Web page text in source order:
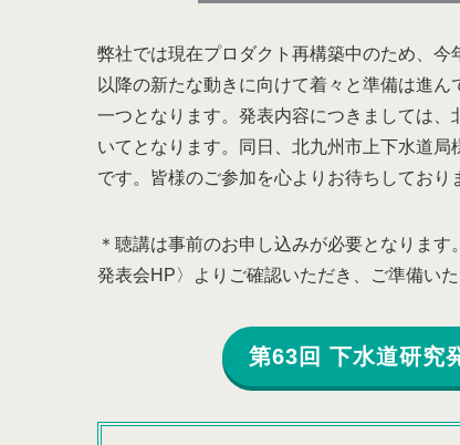
弊社では現在プロダクト再構築中のため、
以降の新たな動きに向けて着々と準備は進
一つとなります。発表内容につきましては
いてとなります。同日、北九州市上下水道
です。皆様のご参加を心よりお待ちしており
＊聴講は事前のお申し込みが必要となりま
発表会HP〉よりご確認いただき、ご準備い
第63回 下水道研究